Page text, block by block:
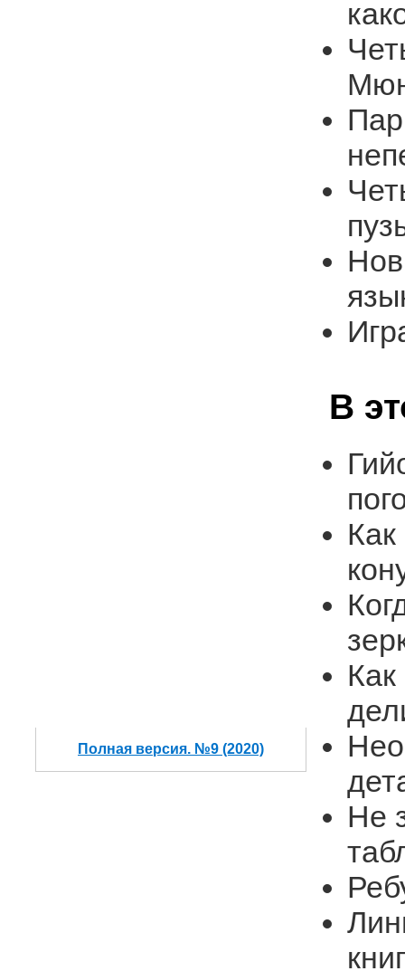
Полная версия. №9 (2020)
В
Не